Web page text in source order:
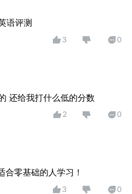
语评测
3 0
还给我打什么低的分数
2 0
零基础的人学习！
3 0